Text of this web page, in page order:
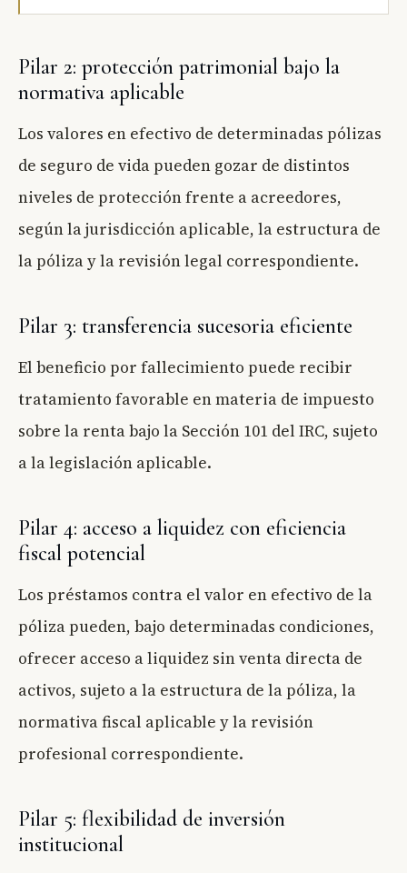
Pilar 2: protección patrimonial bajo la
normativa aplicable
Los valores en efectivo de determinadas pólizas
de seguro de vida pueden gozar de distintos
niveles de protección frente a acreedores,
según la jurisdicción aplicable, la estructura de
la póliza y la revisión legal correspondiente.
Pilar 3: transferencia sucesoria eficiente
El beneficio por fallecimiento puede recibir
tratamiento favorable en materia de impuesto
sobre la renta bajo la Sección 101 del IRC, sujeto
a la legislación aplicable.
Pilar 4: acceso a liquidez con eficiencia
fiscal potencial
Los préstamos contra el valor en efectivo de la
póliza pueden, bajo determinadas condiciones,
ofrecer acceso a liquidez sin venta directa de
activos, sujeto a la estructura de la póliza, la
normativa fiscal aplicable y la revisión
profesional correspondiente.
Pilar 5: flexibilidad de inversión
institucional